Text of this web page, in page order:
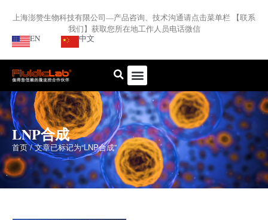
上海澎赞生物科技有限公司—产品咨询、技术沟通请点击菜单栏 【联系
我们】获取您所在地工作人员电话微信
EN
中文
LNP合成
首页/ 文章已标记为“LNP合成”